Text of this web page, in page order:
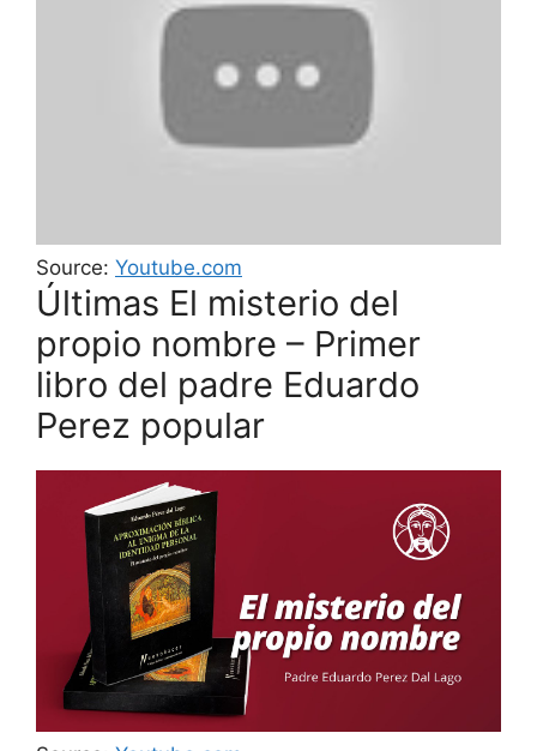
Source: Youtube.com
Últimas El misterio del
propio nombre – Primer
libro del padre Eduardo
Perez popular